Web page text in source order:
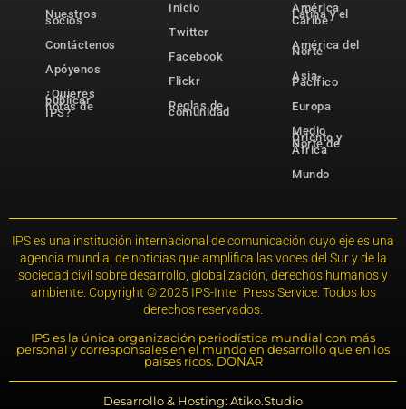
Nuestros
socios
Contáctenos
Apóyenos
¿Quieres
publicar
notas de
IPS?
Inicio
Twitter
Facebook
Flickr
Reglas de
comunidad
América
Latina y el
Caribe
América del
Norte
Asia-
Pacífico
Europa
Medio
Oriente y
Norte de
África
Mundo
IPS es una institución internacional de comunicación cuyo eje es una
agencia mundial de noticias que amplifica las voces del Sur y de la
sociedad civil sobre desarrollo, globalización, derechos humanos y
ambiente. Copyright © 2025 IPS-Inter Press Service. Todos los
derechos reservados.
IPS es la única organización periodística mundial con más
personal y corresponsales en el mundo en desarrollo que en los
países ricos. DONAR
Desarrollo & Hosting: Atiko.Studio